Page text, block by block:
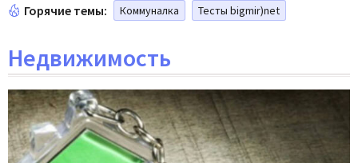
Горячие темы: Коммуналка Тесты bigmir)net
Недвижимость